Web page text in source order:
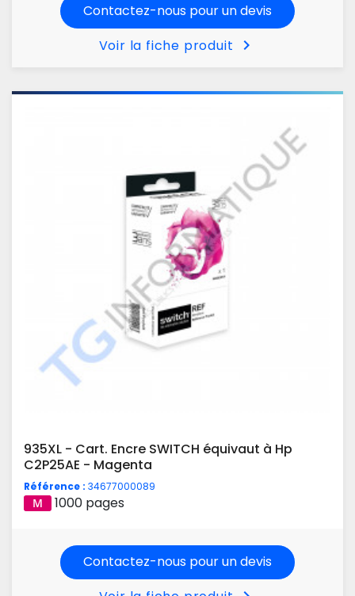
Contactez-nous pour un devis
Voir la fiche produit
chevron_right
935XL - Cart. Encre SWITCH équivaut à Hp
C2P25AE - Magenta
Référence : 34677000089
1000 pages
Contactez-nous pour un devis